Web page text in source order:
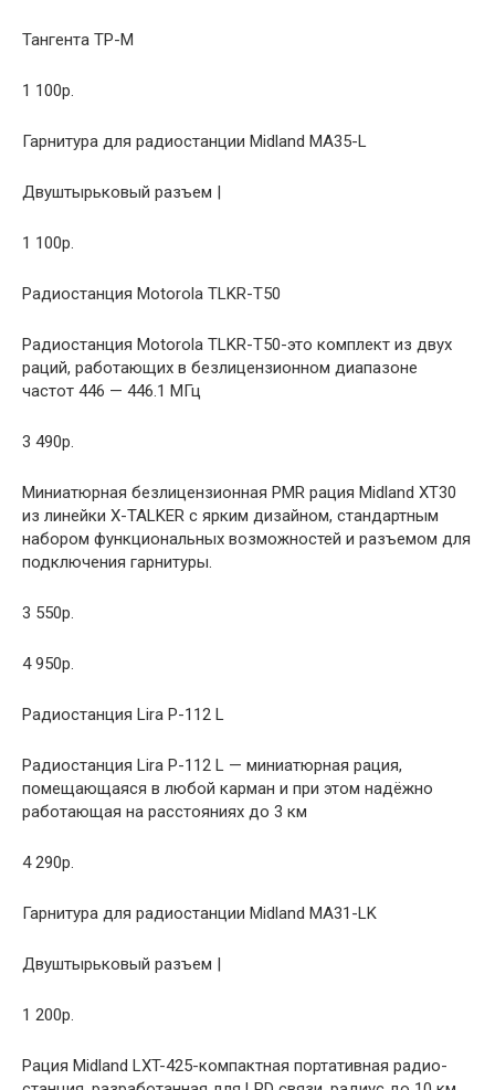
Тангента TP-M
1 100р.
Гарнитура для радиостанции Midland MA35-L
Двуштырьковый разъем |
1 100р.
Радиостанция Motorola TLKR-T50
Радиостанция Motorola TLKR-T50-это комплект из двух
раций, работающих в безлицензионном диапазоне
частот 446 — 446.1 МГц
3 490р.
Миниатюрная безлицензионная PMR рация Midland XT30
из линейки X-TALKER с ярким дизайном, стандартным
набором функциональных возможностей и разъемом для
подключения гарнитуры.
3 550р.
4 950р.
Радиостанция Lira P-112 L
Радиостанция Lira P-112 L — миниатюрная рация,
помещающаяся в любой карман и при этом надёжно
работающая на расстояниях до 3 км
4 290р.
Гарнитура для радиостанции Midland MA31-LK
Двуштырьковый разъем |
1 200р.
Рация Midland LXT-425-компактная портативная радио-